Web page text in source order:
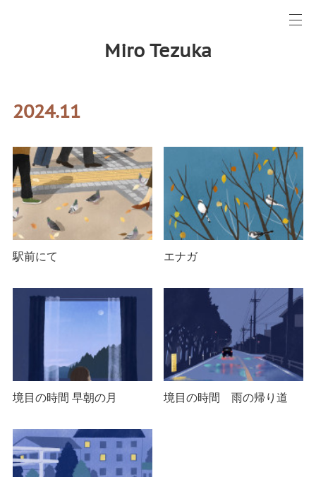
Miro Tezuka
2024.11
駅前にて エナガ
境目の時間 早朝の月 境目の時間 雨の帰り道